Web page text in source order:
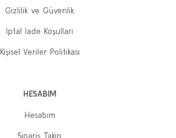
Gizlilik ve Güvenlik
İptal İade Koşullari
Kişisel Veriler Politikası
HESABIM
Hesabım
Sipariş Takip